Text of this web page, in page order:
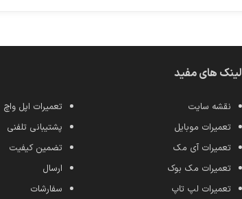
لینک های مفید
نقشه سایت
تعمیرات موبایل
تعمیرات آی مک
تعمیرات مک بوک
تعمیرات لپ تاپ
تعمیرات اپل واچ
پشتیبانی تلفنی
تضمین کیفیت
ارسال
سفارشات